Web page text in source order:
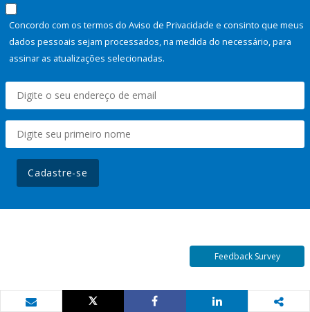
Concordo com os termos do Aviso de Privacidade e consinto que meus
dados pessoais sejam processados, na medida do necessário, para
assinar as atualizações selecionadas.
Cadastre-se
Feedback Survey